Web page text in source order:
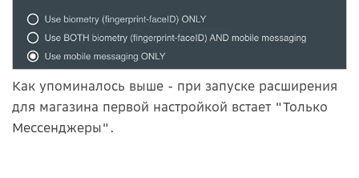
Как упоминалось выше - при запуске расширения
для магазина первой настройкой встает "Только
Мессенджеры".